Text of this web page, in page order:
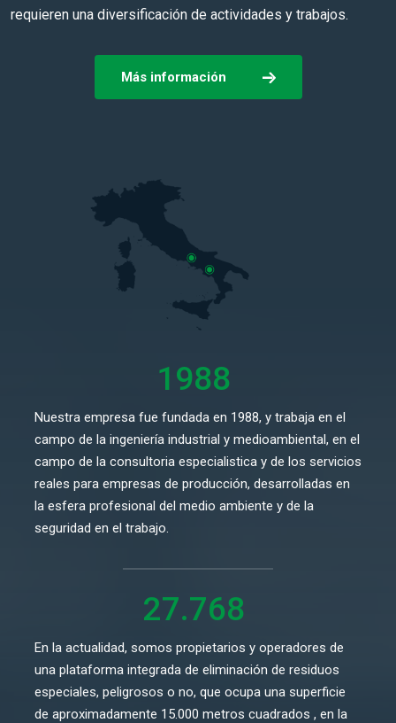
requieren una diversificación de actividades y trabajos.
Más información
1988
Nuestra empresa fue fundada en 1988, y trabaja en el
campo de la ingeniería industrial y medioambiental, en el
campo de la consultoria especialistica y de los servicios
reales para empresas de producción, desarrolladas en
la esfera profesional del medio ambiente y de la
seguridad en el trabajo.
27.768
En la actualidad, somos propietarios y operadores de
una plataforma integrada de eliminación de residuos
especiales, peligrosos o no, que ocupa una superficie
de aproximadamente 15.000 metros cuadrados , en la